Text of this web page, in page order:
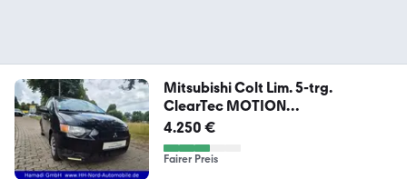
Mitsubishi Colt Lim. 5-trg.
ClearTec MOTION
//SITZHEIZUNG//
4.250 €
Fairer Preis